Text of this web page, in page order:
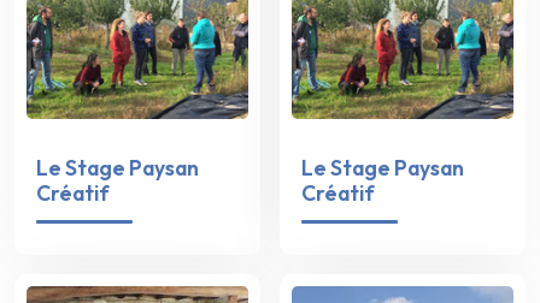
Le Stage Paysan
Créatif
Le Stage Paysan
Créatif